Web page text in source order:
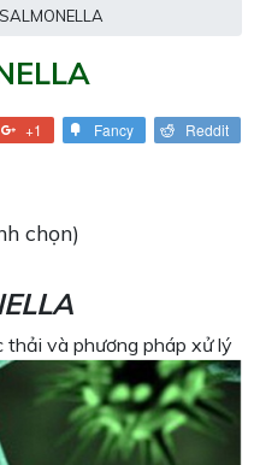
+1 Fancy
Reddit
chọn)
và phương pháp xử lý